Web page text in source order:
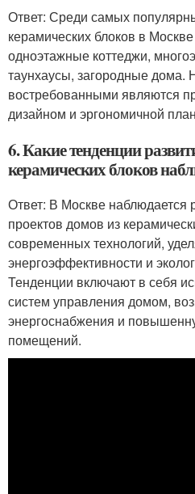
Ответ: Среди самых
керамических блоков в
одноэтажные коттеджи,
таунхаусы, загородные дома.
востребованными являются
дизайном и эргономичной
6. Какие тенденции
керамических блоков
Ответ: В Москве наблюдается
проектов домов из
современных технологий,
энергоэффективности и
Тенденции включают в себя
систем управления домом,
энергоснабжения и
помещений.